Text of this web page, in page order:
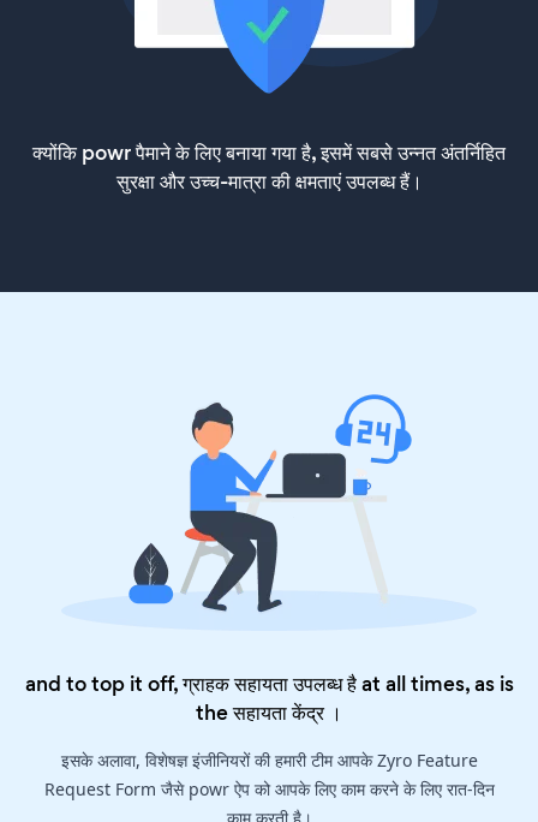
क्योंकि powr पैमाने के लिए बनाया गया है, इसमें सबसे उन्नत अंतर्निहित
सुरक्षा और उच्च-मात्रा की क्षमताएं उपलब्ध हैं।
and to top it off, ग्राहक सहायता उपलब्ध है at all times, as is
theसहायता केंद्र।
इसके अलावा, विशेषज्ञ इंजीनियरों की हमारी टीम आपके Zyro Feature
Request Form जैसे powr ऐप को आपके लिए काम करने के लिए रात-दिन